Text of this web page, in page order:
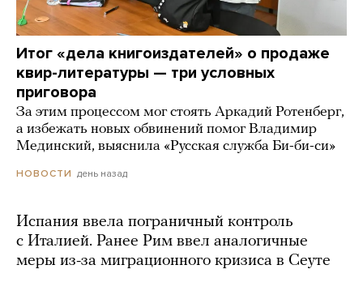
Итог «дела книгоиздателей» о продаже
квир-литературы — три условных
приговора
За этим процессом мог стоять Аркадий Ротенберг,
а избежать новых обвинений помог Владимир
Мединский, выяснила «Русская служба Би-би-си»
НОВОСТИ день назад
Испания ввела пограничный контроль
с Италией. Ранее Рим ввел аналогичные
меры из-за миграционного кризиса в Сеуте